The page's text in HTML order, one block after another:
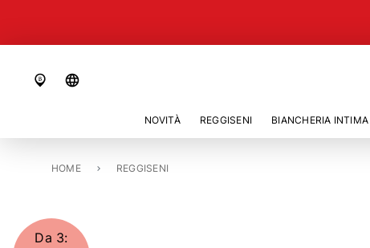
language
NOVITÀ REGGISENI BIANCHERIA INTIMA
HOME REGGISENI
REGGISENO CON FERRETTO «AVERO»
Da 3: